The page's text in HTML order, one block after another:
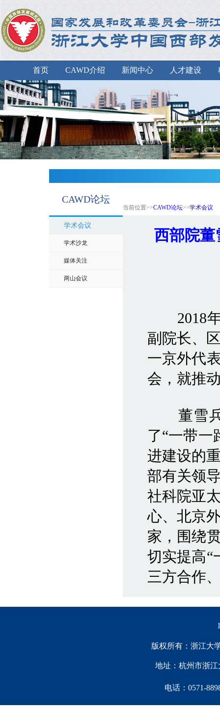
首页 CAWD介绍 新闻中心 人才建设
CAWD论坛
当前位置>>CAWD论坛>>学术会议
学术会议
学术沙龙
媒体关注
两山会议
西部院董
2018年
副院长、
一京外代
会，就推
董雪兵
了“一带一
进建设的
部有关领
社科院亚
心、北京
家，围绕
切实提高“
三方合作
版权所有：浙江大
地址：杭州市浙江
电话：0571-